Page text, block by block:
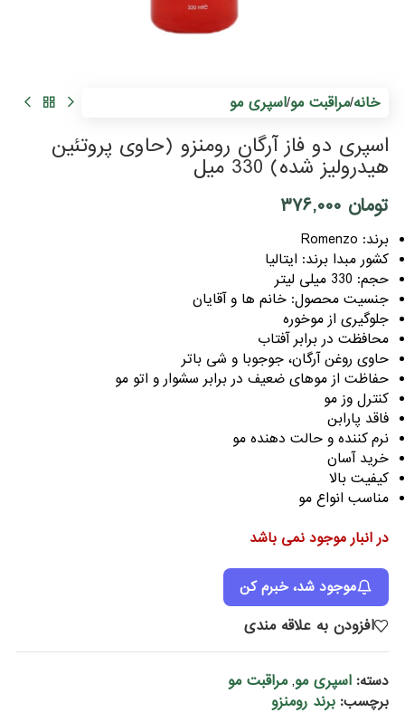
خانه/مراقبت مو/اسپری مو
اسپری دو فاز آرگان رومنزو (حاوی پروتئین
هیدرولیز شده) 330 میل
تومان
برند: Romenzo
کشور مبدا برند: ایتالیا
حجم: 330 میلی لیتر
جنسیت محصول: خانم ها و آقایان
جلوگیری از موخوره
محافظت در برابر آفتاب
حاوی روغن آرگان، جوجوبا و شی باتر
حفاظت از موهای ضعیف در برابر سشوار و اتو مو
کنترل وز مو
فاقد پارابن
نرم کننده و حالت دهنده مو
خرید آسان
کیفیت بالا
مناسب انواع مو
در انبار موجود نمی باشد
موجود شد، خبرم کن
افزودن به علاقه مندی
دسته: اسپری مو, مراقبت مو
برچسب: برند رومنزو